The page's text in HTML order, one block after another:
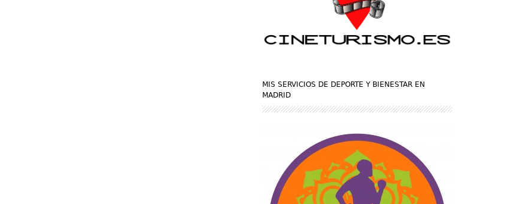
MIS SERVICIOS DE DEPORTE Y BIENESTAR EN
MADRID